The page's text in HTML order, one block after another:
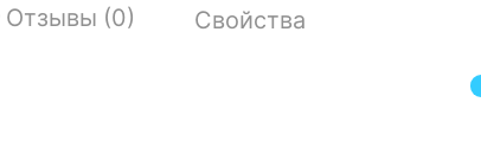
Отзывы (0) Свойства